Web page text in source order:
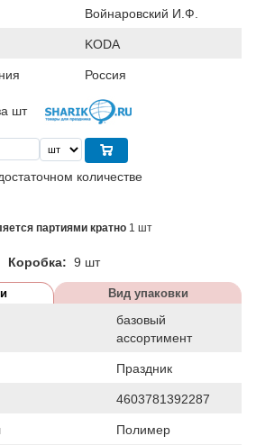
Войнаровский И.Ф.
KODA
Россия
шт
количестве
партиями кратно 1 шт
Коробка: 9 шт
Вид упаковки
базовый
ассортимент
Праздник
4603781392287
Полимер